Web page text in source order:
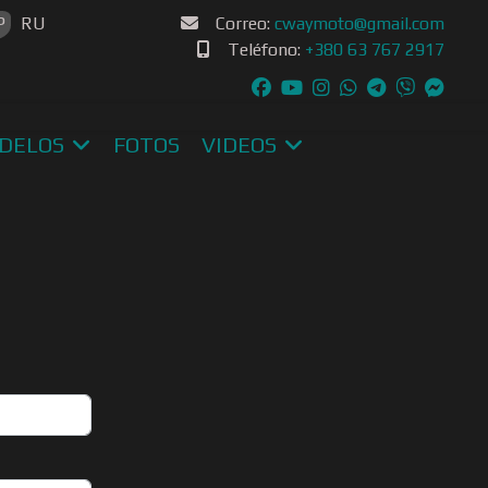
Correo: cwaymoto@gmail.com
Teléfono: +380 63 767 2917
RU
FOTOS VIDEOS